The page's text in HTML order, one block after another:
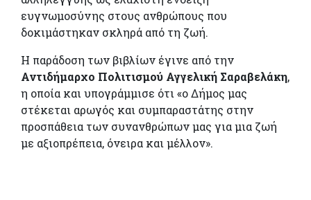
ευγνωμοσύνης στους ανθρώπους που
δοκιμάστηκαν σκληρά από τη ζωή.
Η παράδοση των βιβλίων έγινε από την
Αντιδήμαρχο Πολιτισμού Αγγελική Σαραβελάκη,
η οποία και υπογράμμισε ότι «ο Δήμος μας
στέκεται αρωγός και συμπαραστάτης στην
προσπάθεια των συνανθρώπων μας για μια ζωή
με αξιοπρέπεια, όνειρα και μέλλον».